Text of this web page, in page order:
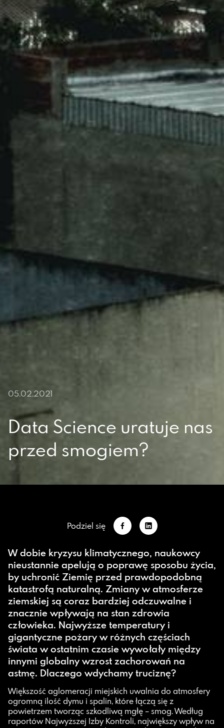
05.02.2021
Data Science uratuje nas
przed smogiem?
W dobie kryzysu klimatycznego, naukowcy
nieustannie apelują o poprawę sposobu życia,
by uchronić Ziemię przed prawdopodobną
katastrofą naturalną. Zmiany w atmosferze
ziemskiej są coraz bardziej odczuwalne i
znacznie wpływają na stan zdrowia
człowieka. Najwyższe temperatury i
gigantyczne pożary w różnych częściach
świata w ostatnim czasie wywołały między
innymi globalny wzrost zachorowań na
astmę. Dlaczego wdychamy truciznę?
Większość aglomeracji miejskich uwalnia do atmosfery
ogromną ilość dymu i spalin, które łączą się z
powietrzem tworząc szkodliwą mgłę – smog. Według
raportów Najwyższej Izby Kontroli, największy wpływ na